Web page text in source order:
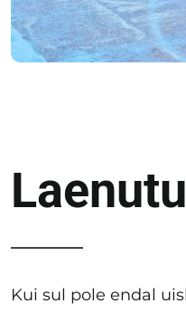
Kui sul pole endal